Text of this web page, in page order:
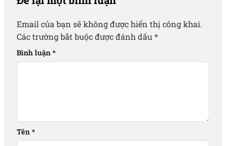
Email của bạn sẽ không được hiển thị công khai.
Các trường bắt buộc được đánh dấu*
Bình luận *
Tên *